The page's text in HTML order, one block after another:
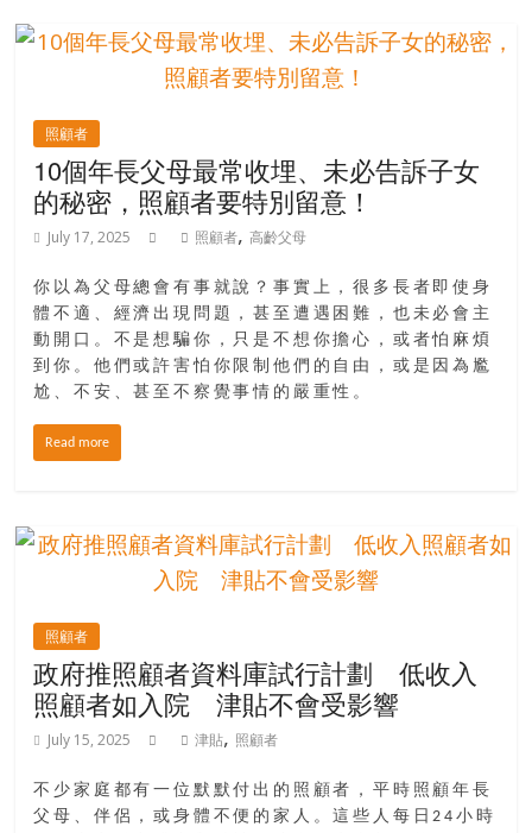
照顧者
10個年長父母最常收埋、未必告訴子女
的秘密，照顧者要特別留意！
July 17, 2025 照顧者,高齡父母
你以為父母總會有事就說？事實上，很多長者即使身
體不適、經濟出現問題，甚至遭遇困難，也未必會主
動開口。不是想騙你，只是不想你擔心，或者怕麻煩
到你。他們或許害怕你限制他們的自由，或是因為尷
尬、不安、甚至不察覺事情的嚴重性。
Read more
照顧者
政府推照顧者資料庫試行計劃 低收入
照顧者如入院 津貼不會受影響
July 15, 2025 津貼, 照顧者
不少家庭都有一位默默付出的照顧者，平時照顧年長
父母、伴侶，或身體不便的家人。這些人每日24小時